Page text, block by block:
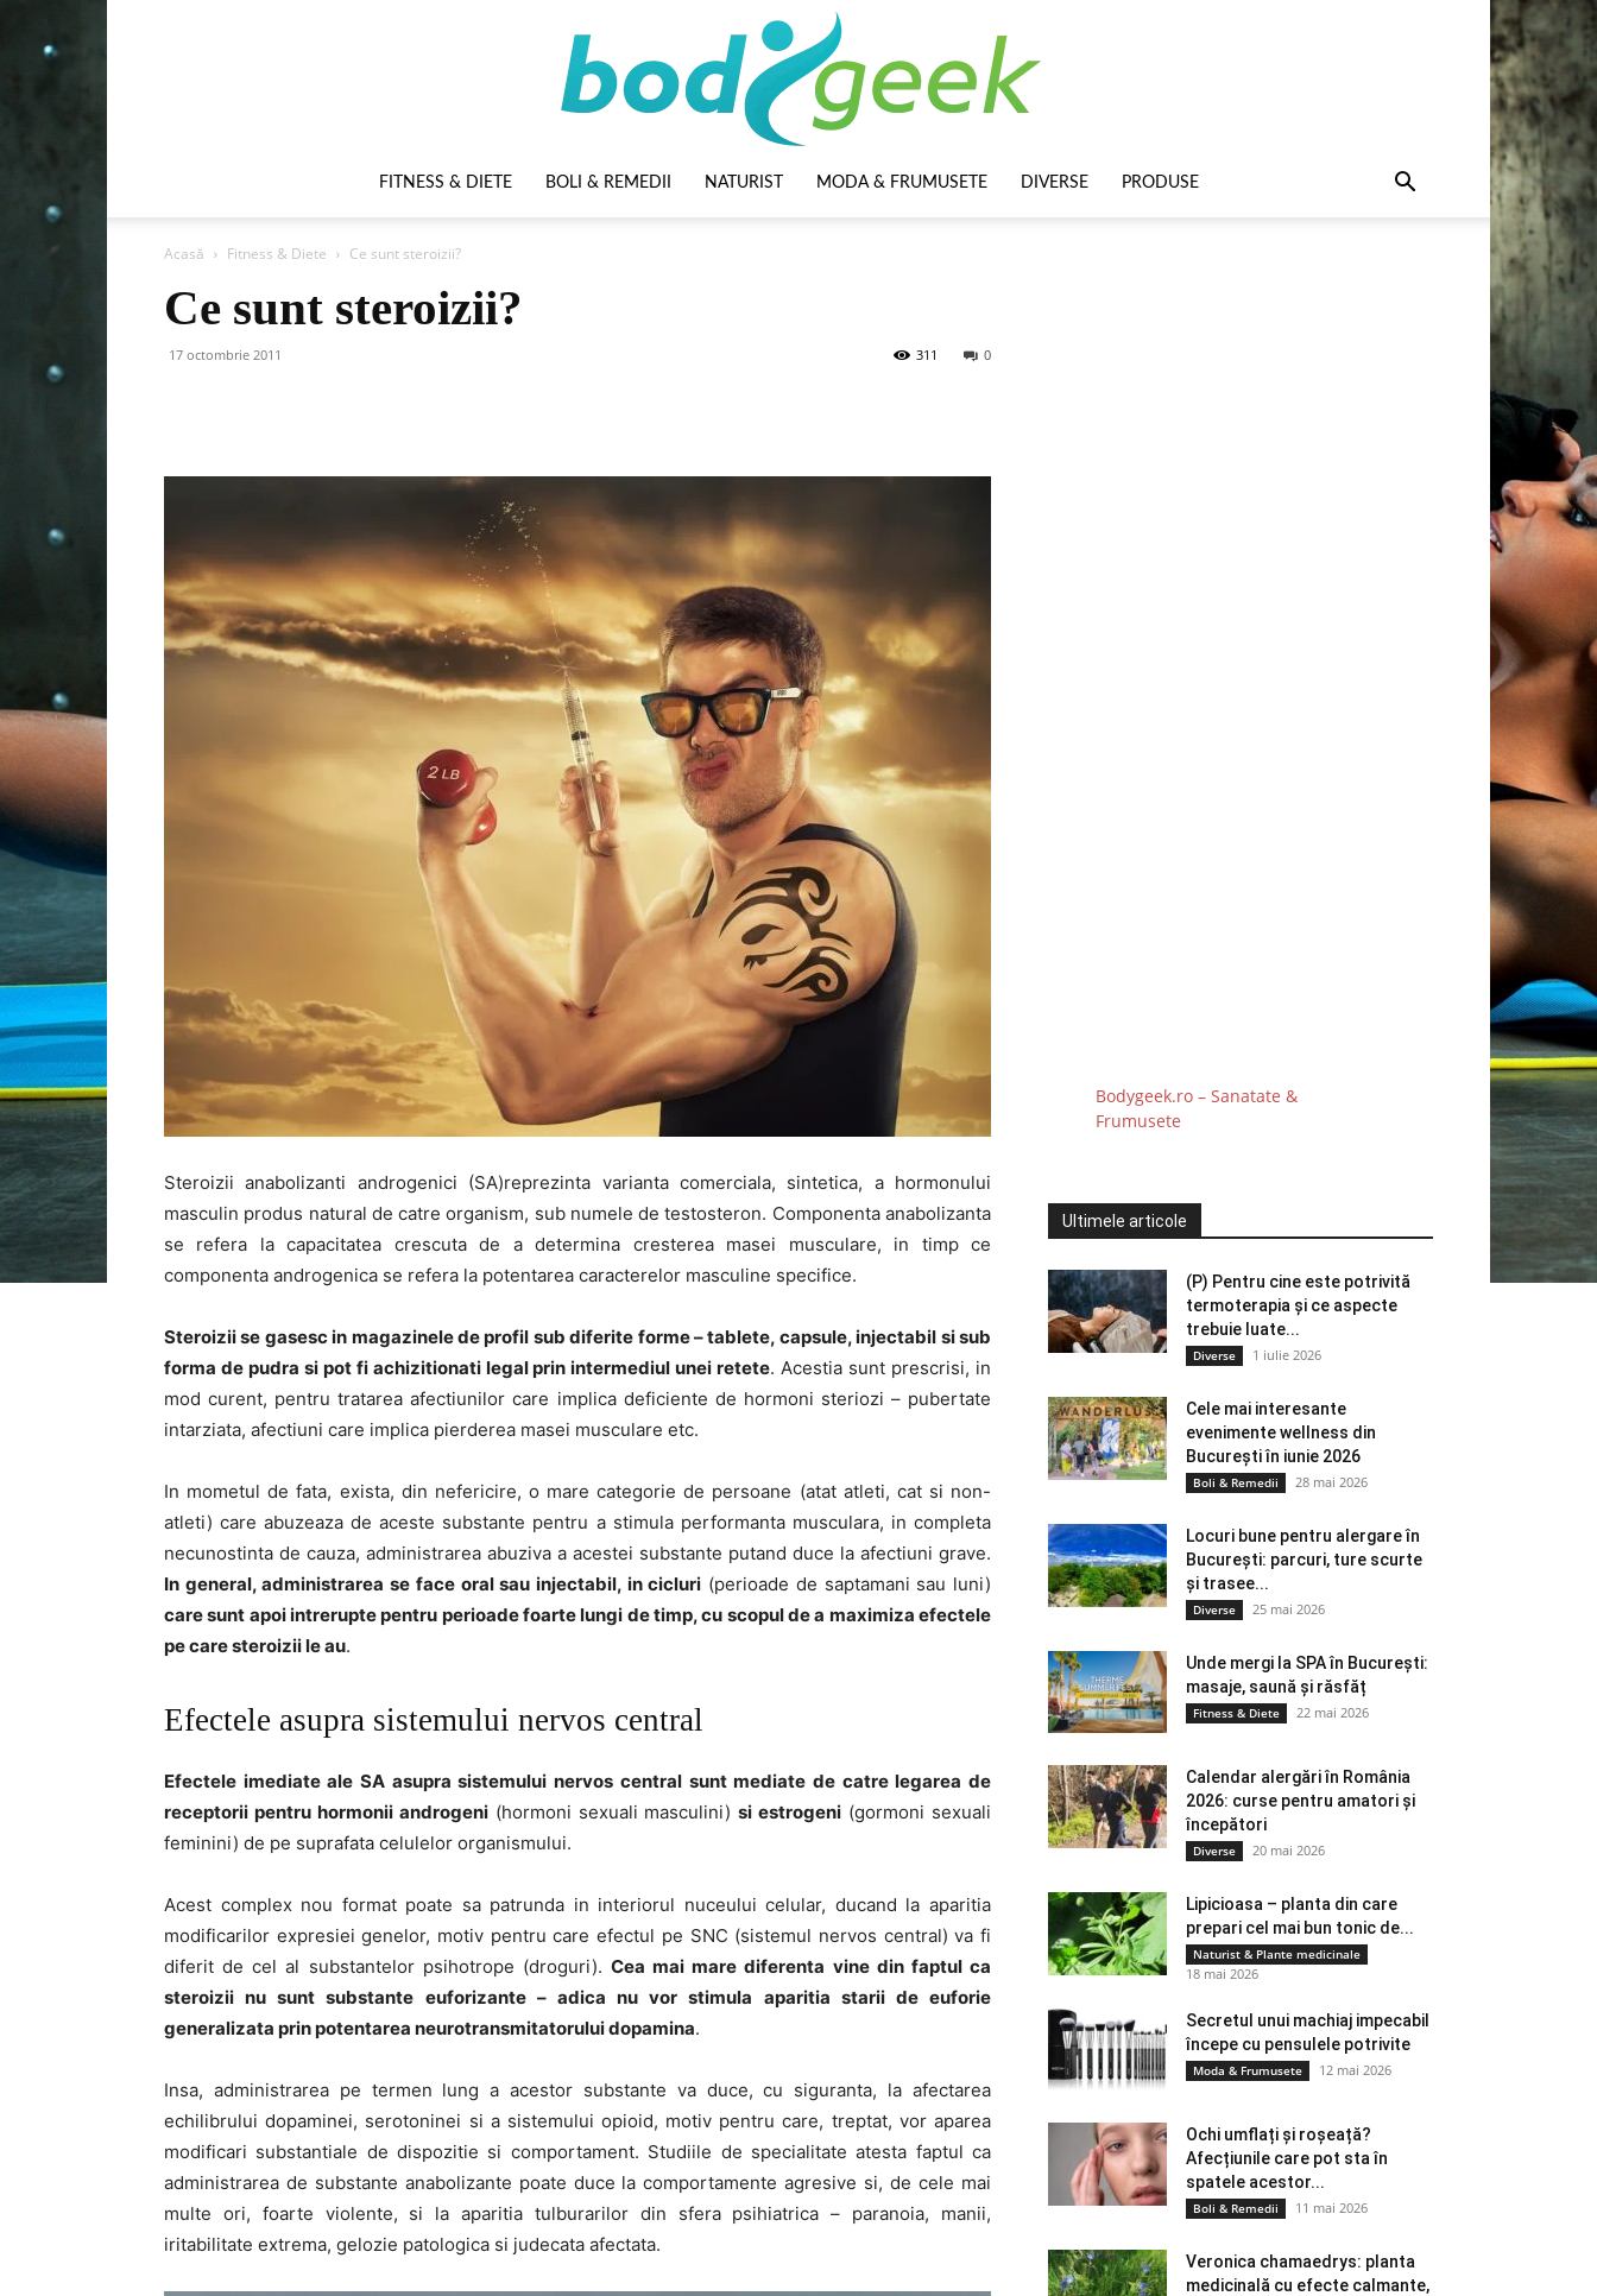
FITNESS & DIETE BOLI & REMEDII NATURIST MODA & FRUMUSETE DIVERSE PRODUSE
Acasă Fitness & Diete Ce sunt steroizii?
Ce sunt steroizii?
17 octombrie 2011 0
311
Steroizii anabolizanti androgenici (SA)reprezinta varianta comerciala, sintetica, a hormonului
masculin produs natural de catre organism, sub numele de testosteron. Componenta anabolizanta
se refera la capacitatea crescuta de a determina cresterea masei musculare, in timp ce
componenta androgenica se refera la potentarea caracterelor masculine specifice.
Steroizii se gasesc in magazinele de profil sub diferite forme – tablete, capsule, injectabil si sub
forma de pudra si pot fi achizitionati legal prin intermediul unei retete. Acestia sunt prescrisi, in
mod curent, pentru tratarea afectiunilor care implica deficiente de hormoni steriozi – pubertate
intarziata, afectiuni care implica pierderea masei musculare etc.
In mometul de fata, exista, din nefericire, o mare categorie de persoane (atat atleti, cat si non-
atleti) care abuzeaza de aceste substante pentru a stimula performanta musculara, in completa
necunostinta de cauza, administrarea abuziva a acestei substante putand duce la afectiuni grave.
In general, administrarea se face oral sau injectabil, in cicluri (perioade de saptamani sau luni)
care sunt apoi intrerupte pentru perioade foarte lungi de timp, cu scopul de a maximiza efectele
pe care steroizii le au.
Efectele asupra sistemului nervos central
Efectele imediate ale SA asupra sistemului nervos central sunt mediate de catre legarea de
receptorii pentru hormonii androgeni(hormoni sexuali masculini)si estrogeni (gormoni sexuali
feminini) de pe suprafata celulelor organismului.
Acest complex nou format poate sa patrunda in interiorul nuceului celular, ducand la aparitia
modificarilor expresiei genelor, motiv pentru care efectul pe SNC (sistemul nervos central) va fi
diferit de cel al substantelor psihotrope (droguri). Cea mai mare diferenta vine din faptul ca
steroizii nu sunt substante euforizante – adica nu vor stimula aparitia starii de euforie
generalizata prin potentarea neurotransmitatorului dopamina.
Insa, administrarea pe termen lung a acestor substante va duce, cu siguranta, la afectarea
echilibrului dopaminei, serotoninei si a sistemului opioid, motiv pentru care, treptat, vor aparea
modificari substantiale de dispozitie si comportament. Studiile de specialitate atesta faptul ca
administrarea de substante anabolizante poate duce la comportamente agresive si, de cele mai
multe ori, foarte violente, si la aparitia tulburarilor din sfera psihiatrica – paranoia, manii,
iritabilitate extrema, gelozie patologica si judecata afectata.
Bodygeek.ro – Sanatate &
Frumusete
Ultimele articole
(P) Pentru cine este potrivită
termoterapia și ce aspecte
trebuie luate...
Diverse 1 iulie 2026
Cele mai interesante
evenimente wellness din
București în iunie 2026
Boli & Remedii 28 mai 2026
Locuri bune pentru alergare în
București: parcuri, ture scurte
și trasee...
Diverse 25 mai 2026
Unde mergi la SPA în București:
masaje, saună și răsfăț
Fitness & Diete 22 mai 2026
Calendar alergări în România
2026: curse pentru amatori și
începători
Diverse 20 mai 2026
Lipicioasa – planta din care
prepari cel mai bun tonic de...
Naturist & Plante medicinale
18 mai 2026
Secretul unui machiaj impecabil
începe cu pensulele potrivite
Moda & Frumusete 12 mai 2026
Ochi umflați și roșeață?
Afecțiunile care pot sta în
spatele acestor...
Boli & Remedii 11 mai 2026
Veronica chamaedrys: planta
medicinală cu efecte calmante,